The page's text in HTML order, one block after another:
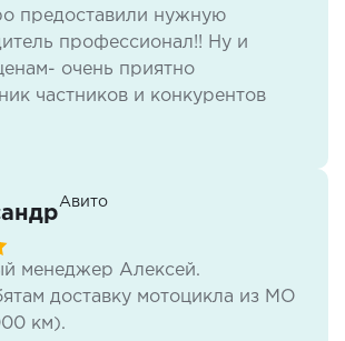
предоставили нужную
профессионал!! Ну и
очень приятно
частников и конкурентов
на 12-15%.
сотрудничать - да!
компанию рекомендовать -
С логистикой а знаком очень
сказать с учётом
своего дела!!
Авито
менеджер Алексей.
доставку мотоцикла из МО
км).